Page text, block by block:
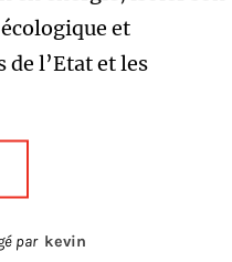
et
de l’Etat et les
par kevin